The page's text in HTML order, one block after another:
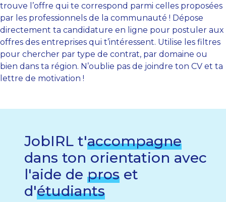
trouve l’offre qui te correspond parmi celles proposées
par les professionnels de la communauté ! Dépose
directement ta candidature en ligne pour postuler aux
offres des entreprises qui t’intéressent. Utilise les filtres
pour chercher par type de contrat, par domaine ou
bien dans ta région. N’oublie pas de joindre ton CV et ta
lettre de motivation !
JobIRL t'accompagne
dans ton orientation avec
l'aide de pros et
d'étudiants